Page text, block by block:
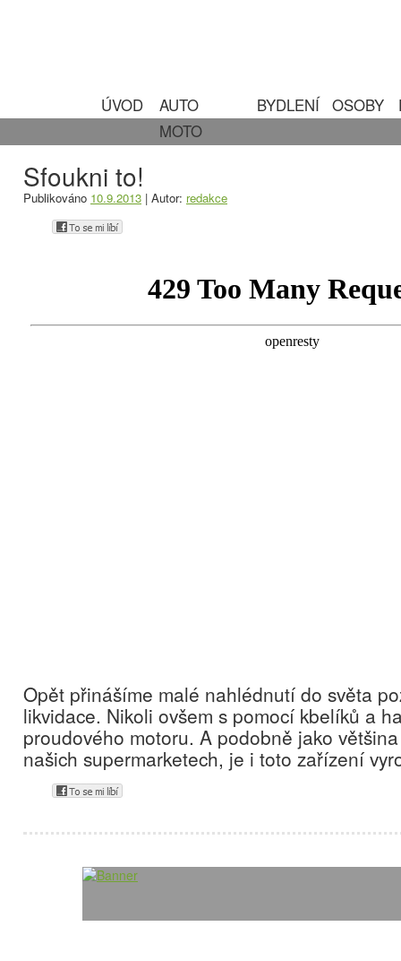
ÚVOD
AUTO
MOTO
BYDLENÍ OSOBY
Sfoukni to!
Publikováno 10.9.2013 | Autor: redakce
Opět přinášíme malé nahlédnutí do světa
likvidace. Nikoli ovšem s pomocí kbelíků a
proudového motoru. A podobně jako
našich supermarketech, je i toto zařízení